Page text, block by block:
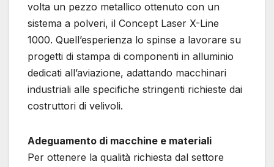
volta un pezzo metallico ottenuto con un
sistema a polveri, il Concept Laser X-Line
1000. Quell’esperienza lo spinse a lavorare su
progetti di stampa di componenti in alluminio
dedicati all’aviazione, adattando macchinari
industriali alle specifiche stringenti richieste dai
costruttori di velivoli.
Adeguamento di macchine e materiali
Per ottenere la qualità richiesta dal settore